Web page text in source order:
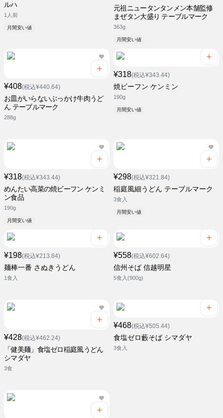
ルハ
1人前
月間安い値
元祖ニュータンタンメン本舗監修
まぜタン大盛り テーブルマーク
363g
月間安い値
¥408(税込¥440.64)
お皿がいらないぶっかけ牛肉うど
ん テーブルマーク
288g
¥318(税込¥343.44)
焼ビーフン ケンミン
190g
月間安い値
¥318(税込¥343.44)
めんたい高菜の焼ビーフン ケンミ
ン食品
190g
月間安い値
¥298(税込¥321.84)
稲庭風細うどん テーブルマーク
3食入
月間安い値
¥198(税込¥213.84)
麺棒一番 さぬきうどん
1食入
¥558(税込¥602.64)
信州そば 信越明星
5食入(900g)
¥428(税込¥462.24)
「健美麺」食塩ゼロ稲庭風うどん
シマダヤ
3食
¥468(税込¥505.44)
食塩ゼロ藪そば シマダヤ
3食入